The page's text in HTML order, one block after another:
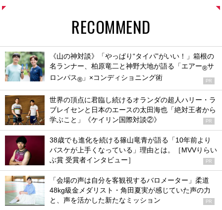
RECOMMEND
《山の神対談》「やっぱり“タイパ”がいい！」箱根の
名ランナー、柏原竜二と神野大地が語る「エアー®サ
ロンパス® 」×コンディショニング術 PR
世界の頂点に君臨し続けるオランダの超人ハリー・ラ
ブレイセンと日本のエースの太田海也「絶対王者から
学ぶこと」《ケイリン国際対談②》
PR
38歳でも進化を続ける篠山竜青が語る「10年前より
バスケが上手くなっている」理由とは。［MVVりらい
ぶ賞 受賞者インタビュー］
PR
「会場の声は自分を客観視するバロメーター」柔道
48kg級金メダリスト・角田夏実が感じていた声の力
と、声を活かした新たなミッション
PR